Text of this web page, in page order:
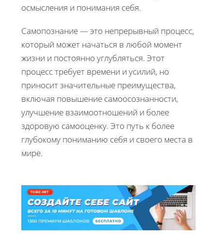
осмысления и понимания себя.
Самопознание — это непрерывный процесс,
который может начаться в любой момент
жизни и постоянно углубляться. Этот
процесс требует времени и усилий, но
приносит значительные преимущества,
включая повышение самоосознанности,
улучшение взаимоотношений и более
здоровую самооценку. Это путь к более
глубокому пониманию себя и своего места в
мире.